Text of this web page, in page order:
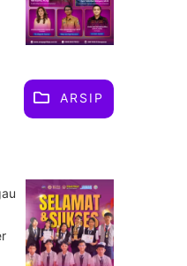
ARSIP